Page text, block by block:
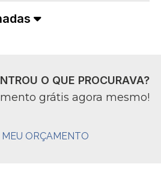
O QUE PROCURAVA?
grátis agora mesmo!
MEU ORÇAMENTO